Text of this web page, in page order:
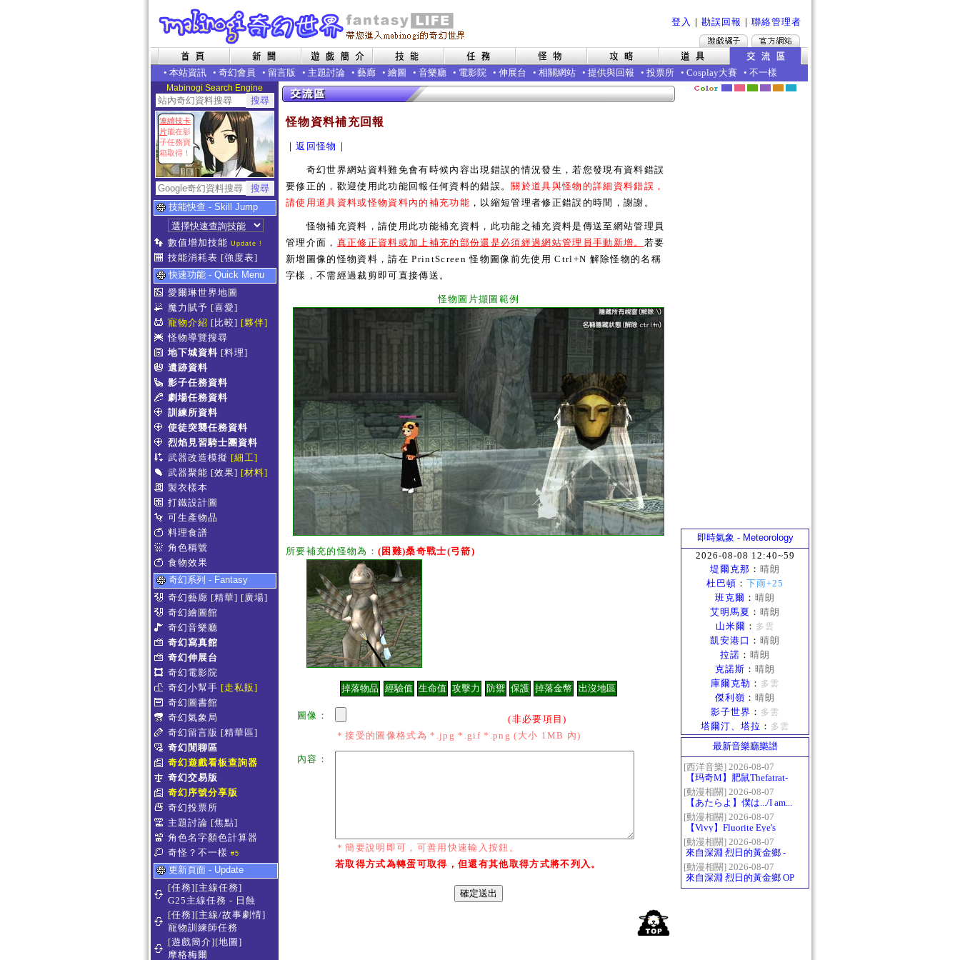
登入 ｜ 勘誤回報 ｜ 聯絡管理者
• 本站資訊 • 奇幻會員 • 留言版 • 主題討論 • 藝廊 • 繪圖 • 音樂廳 • 電影院 • 伸展台 • 相關網站 • 提供與回報 • 投票所 • Cosplay大賽 • 不一樣
Mabinogi Search Engine
連續技卡
片能在影
子任務寶
箱取得！
技能快查 - Skill Jump
數值增加技能 Update !
技能消耗表 [強度表]
快速功能 - Quick Menu
愛爾琳世界地圖
魔力賦予 [喜愛]
寵物介紹 [比較] [夥伴]
怪物導覽搜尋
地下城資料 [料理]
遺跡資料
影子任務資料
劇場任務資料
訓練所資料
使徒突襲任務資料
烈焰見習騎士團資料
武器改造模擬 [細工]
武器聚能 [效果] [材料]
製衣樣本
打鐵設計圖
可生產物品
料理食譜
角色稱號
食物效果
奇幻系列 - Fantasy
奇幻藝廊 [精華] [廣場]
奇幻繪圖館
奇幻音樂廳
奇幻寫真館
奇幻伸展台
奇幻電影院
奇幻小幫手 [走私販]
奇幻圖書館
奇幻氣象局
奇幻留言版 [精華區]
奇幻閒聊區
奇幻遊戲看板查詢器
奇幻交易版
奇幻序號分享版
奇幻投票所
主題討論 [焦點]
角色名字顏色計算器
奇怪？不一樣 #5
更新頁面 - Update
[任務][主線任務]
G25主線任務 - 日蝕
[任務][主線/故事劇情]
寵物訓練師任務
[遊戲簡介][地圖]
摩格梅爾
怪物資料補充回報
｜返回怪物 ｜
奇幻世界網站資料難免會有時候內容出現錯誤的情況發生，若您發現有資料錯誤
要修正的，歡迎使用此功能回報任何資料的錯誤。 關於道具與怪物的詳細資料錯誤，
請使用道具資料或怪物資料內的補充功能 ，以縮短管理者修正錯誤的時間，謝謝。
怪物補充資料，請使用此功能補充資料，此功能之補充資料是傳送至網站管理員
管理介面， 真正修正資料或加上補充的部份還是必須經過網站管理員手動新增。 若要
新增圖像的怪物資料，請在 PrintScreen 怪物圖像前先使用 Ctrl+N 解除怪物的名稱
字樣，不需經過裁剪即可直接傳送。
怪物圖片擷圖範例
所要補充的怪物為： (困難)桑奇戰士(弓箭)
圖像：
(非必要項目)
＊接受的圖像格式為 *.jpg *.gif *.png (大小 1MB 內)
內容：
＊簡要說明即可，可善用快速輸入按鈕。
若取得方式為轉蛋可取得，但還有其他取得方式將不列入。
即時氣象 - Meteorology
2026-08-08 12:40~59
堤爾克那 ： 晴朗
杜巴頓 ： 下雨+25
班克爾 ： 晴朗
艾明馬夏 ： 晴朗
山米爾 ： 多雲
凱安港口 ： 晴朗
拉諾 ： 晴朗
克諾斯 ： 晴朗
庫爾克勒 ： 多雲
傑利嶺 ： 晴朗
影子世界 ： 多雲
塔爾汀、塔拉 ： 多雲
最新音樂廳樂譜
[西洋音樂] 2026-08-07
【玛奇M】肥鼠Thefatrat-
Monody
[動漫相關] 2026-08-07
【あたらよ】僕は.../I am...
（我內心的糟糕念頭/僕の
心のヤバイやつ第二季
OP）
[動漫相關] 2026-08-07
【Vivy】Fluorite Eye's
Song
[動漫相關] 2026-08-07
來自深淵 烈日的黃金鄉 -
Gravity
[動漫相關] 2026-08-07
來自深淵 烈日的黃金鄉 OP
- かたち(Katachi)